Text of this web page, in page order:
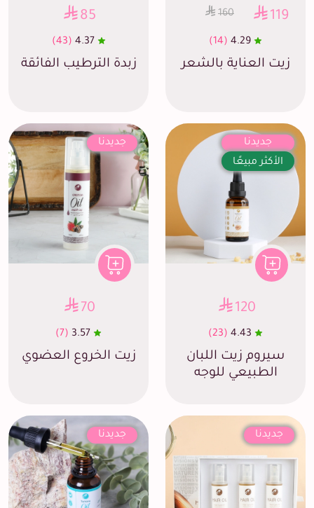
119
160
4.29
(14)
زيت العناية بالشعر
85
4.37
(43)
زبدة الترطيب الفائقة
جديدنا
الأكثر مبيعًا
120
4.43
(23)
سيروم زيت اللبان
الطبيعي للوجه
جديدنا
70
3.57
(7)
زيت الخروع العضوي
جديدنا جديدنا